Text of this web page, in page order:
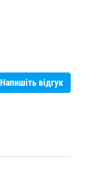
Напишіть відгук